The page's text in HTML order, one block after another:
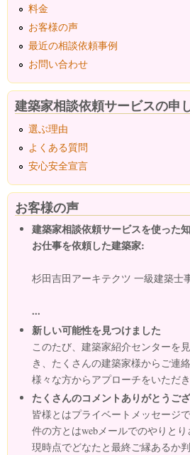
料金
お客様の声
最近の相談依頼事例
お問い合わせ
建築家相談依頼サービスの申
選ぶ理由
よくある質問
安心安全宣言
お客様の声
建築家相談依頼サービスを使っ
お仕事を依頼した建築家:
杉田吉田アーキテクツ 一級建築士
...
新しい可能性を見つけました
このたび、建築家紹介センターを
き、たくさんの建築家様からご連
様々な方からアプローチをいただ
たくさんのコメントありがとうござ
皆様とはプライベートメッセージ
件の方とはwebメールでのやりとり
現時点でどなたと最終ご縁あるか